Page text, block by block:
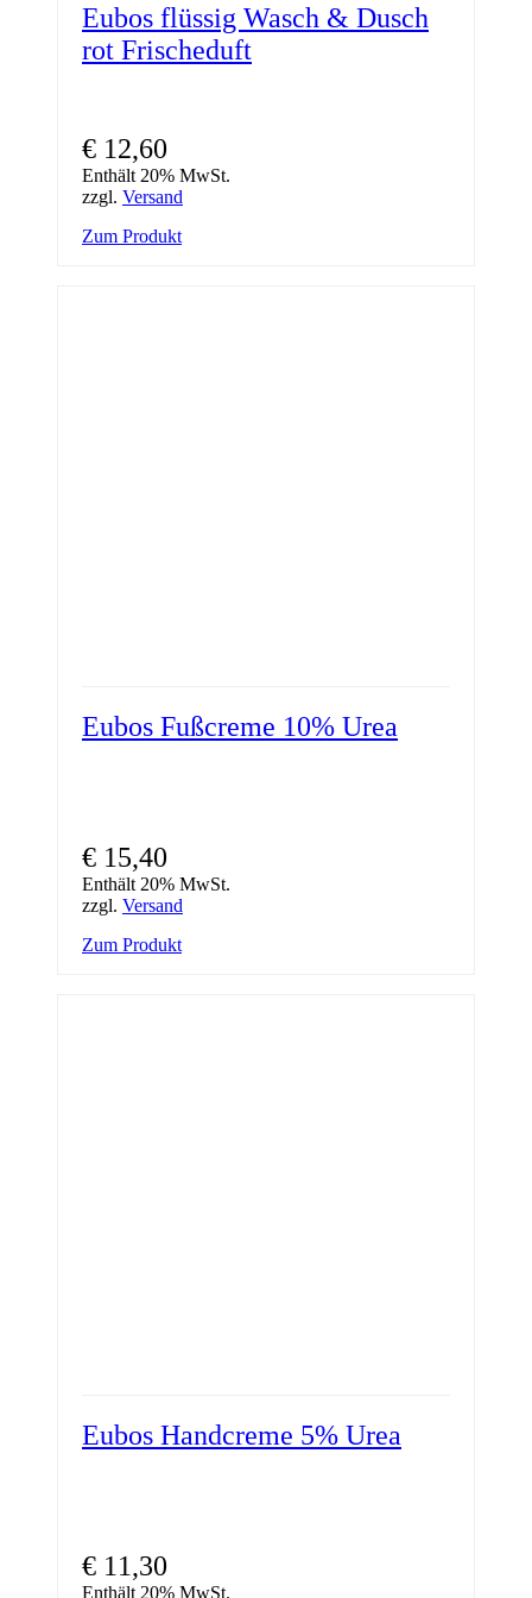
Eubos flüssig Wasch & Dusch
rot Frischeduft
€ 12,60
Enthält 20% MwSt.
zzgl. Versand
Zum Produkt
Eubos Fußcreme 10% Urea
€ 15,40
Enthält 20% MwSt.
zzgl. Versand
Zum Produkt
Eubos Handcreme 5% Urea
€ 11,30
Enthält 20% MwSt.